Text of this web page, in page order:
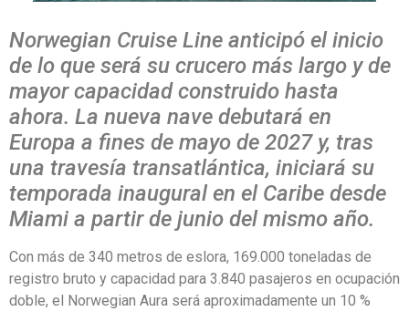
Norwegian Cruise Line anticipó el inicio
de lo que será su crucero más largo y de
mayor capacidad construido hasta
ahora. La nueva nave debutará en
Europa a fines de mayo de 2027 y, tras
una travesía transatlántica, iniciará su
temporada inaugural en el Caribe desde
Miami a partir de junio del mismo año.
Con más de 340 metros de eslora, 169.000 toneladas de
registro bruto y capacidad para 3.840 pasajeros en ocupación
doble, el Norwegian Aura será aproximadamente un 10 %